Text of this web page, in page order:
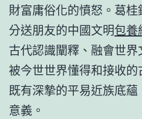
財富庸俗化的憤怒。葛
分送朋友的中國文明包養
古代認識闡釋、融會世
被今世世界懂得和接收
既有深摯的平易近族底
意義。